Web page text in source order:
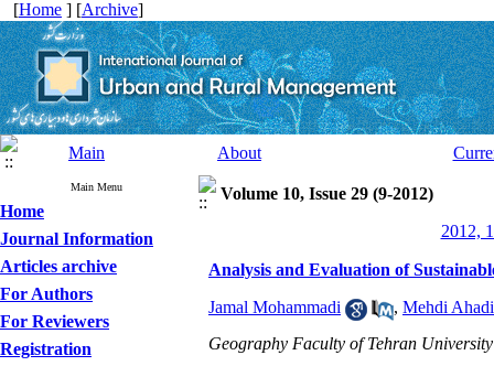
[Home ] [Archive]
Main About
Main Menu
Home
Journal Information
Articles archive
For Authors
For Reviewers
Registration
Volume 10, Issue 29 (9-2012)
2012,
Analysis and Evaluation of
Jamal Mohammadi , Mehdi
Geography Faculty of Tehran University